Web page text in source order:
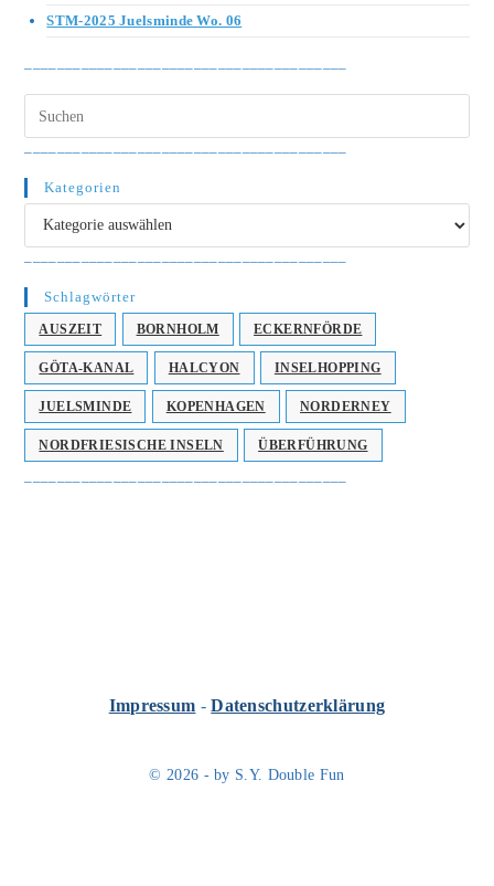
STM-2025 Juelsminde Wo. 06
Kategorien
Schlagwörter
AUSZEIT BORNHOLM ECKERNFÖRDE
GÖTA-KANAL HALCYON INSELHOPPING
JUELSMINDE KOPENHAGEN NORDERNEY
NORDFRIESISCHE INSELN ÜBERFÜHRUNG
Impressum -Datenschutzerklärung
© 2026 - by S.Y. Double Fun